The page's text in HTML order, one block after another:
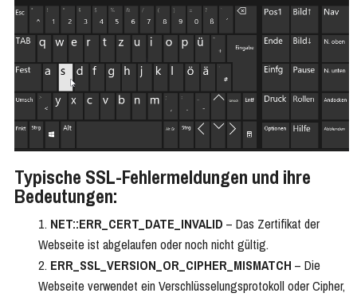
Typische SSL-Fehlermeldungen und ihre
Bedeutungen:
NET::ERR_CERT_DATE_INVALID – Das Zertifikat der
Webseite ist abgelaufen oder noch nicht gültig.
ERR_SSL_VERSION_OR_CIPHER_MISMATCH – Die
Webseite verwendet ein Verschlüsselungsprotokoll oder Cipher,